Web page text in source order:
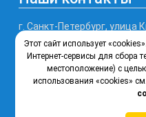
г. Санкт-Петербург, улица
Телефон, факс: (812) 246-
Почта: ksipt@obr.gov.spb.ru
Этот сайт использует
Интернет-сервисы для сбора
местоположение) с
использования «cookies»